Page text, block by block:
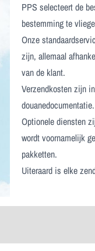
PPS selecteert de
bestemming te
Onze
zijn, allemaal
van de klant.
Verzendkosten zijn
douanedocumentatie.
Optionele diensten
wordt voornamelijk
pakketten.
Uiteraard is elke